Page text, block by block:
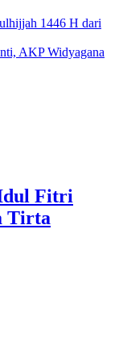
1446 H dari
AKP Widyagana
Fitri
Tirta